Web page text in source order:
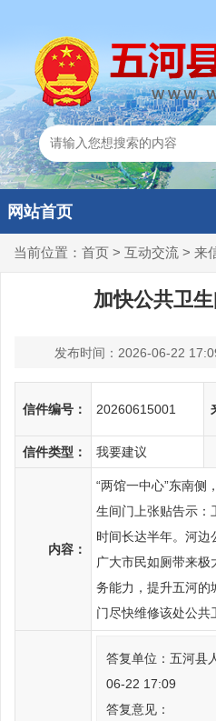
网站首页
当前位置： 首页 > 互动交流 > 来
加快公共卫
发布时间：2026-06-22
信件编号： 20260615001
信件类型： 我要建议
内容：
“两馆一中心”东南侧
生间门上张贴告示：
时间长达半年。河边
广大市民如厕带来极
务能力，提升五河的
门尽快维修该处公共
答复单位：五河
06-22 17:09
答复意见：